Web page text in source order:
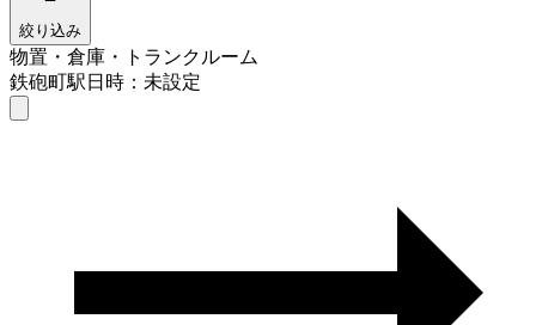
絞り込み
物置・倉庫・トランクルーム
鉄砲町駅日時：未設定